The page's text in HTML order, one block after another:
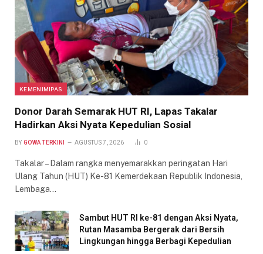
KEMENIMIPAS
Donor Darah Semarak HUT RI, Lapas Takalar
Hadirkan Aksi Nyata Kepedulian Sosial
BY GOWA TERKINI AGUSTUS 7, 2026 0
Takalar – Dalam rangka menyemarakkan peringatan Hari
Ulang Tahun (HUT) Ke-81 Kemerdekaan Republik Indonesia,
Lembaga…
Sambut HUT RI ke-81 dengan Aksi Nyata,
Rutan Masamba Bergerak dari Bersih
Lingkungan hingga Berbagi Kepedulian